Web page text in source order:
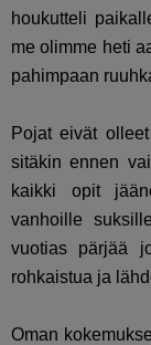
houkutteli
me olimme heti
pahimpaan
Pojat eivät
sitäkin ennen
kaikki opit
vanhoille
vuotias pärjää
rohkaistua ja
Oman